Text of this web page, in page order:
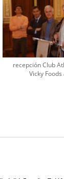
recepción Club
Vicky Foods